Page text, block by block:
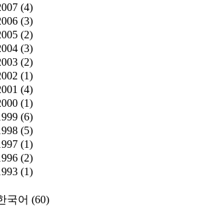
(4)
(3)
(2)
(3)
(2)
(1)
(4)
(1)
(6)
(5)
(1)
(2)
(1)
국어 (60)